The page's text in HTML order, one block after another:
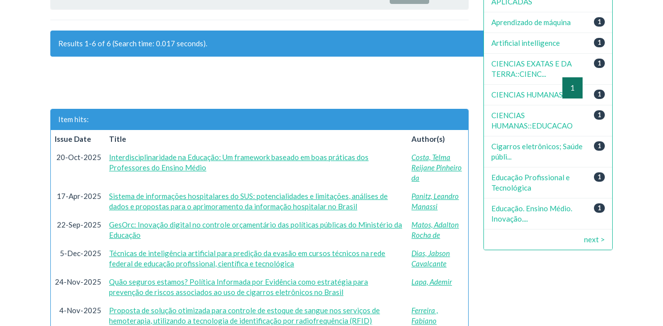
Results 1-6 of 6 (Search time: 0.017 seconds).
1 next
Item hits:
Issue Date Title Author(s)
20-Oct-2025
Interdisciplinaridade na Educação: Um framework baseado em boas práticas dos
Professores do Ensino Médio
Costa, Telma
Reijane Pinheiro
da
17-Apr-2025
Sistema de informações hospitalares do SUS: potencialidades e limitações, análises de
dados e propostas para o aprimoramento da informação hospitalar no Brasil
Panitz, Leandro
Manassi
22-Sep-2025
GesOrc: Inovação digital no controle orçamentário das políticas públicas do Ministério da
Educação
Matos, Adalton
Rocha de
5-Dec-2025
Técnicas de inteligência artificial para predição da evasão em cursos técnicos na rede
federal de educação profissional, científica e tecnológica
Dias, Jabson
Cavalcante
24-Nov-2025
Quão seguros estamos? Política Informada por Evidência como estratégia para
prevenção de riscos associados ao uso de cigarros eletrônicos no Brasil
Lapa, Ademir
4-Nov-2025
Proposta de solução otimizada para controle de estoque de sangue nos serviços de
hemoterapia, utilizando a tecnologia de identificação por radiofrequência (RFID)
Ferreira ,
Fabiano
1
Aprendizado de máquina
1
Artificial intelligence
1
CIENCIAS EXATAS E DA
TERRA::CIENC...
1
CIENCIAS HUMANAS
1
CIENCIAS
HUMANAS::EDUCACAO
1
Cigarros eletrônicos; Saúde
públi...
1
Educação Profissional e
Tecnológica
1
Educação. Ensino Médio.
Inovação....
next >